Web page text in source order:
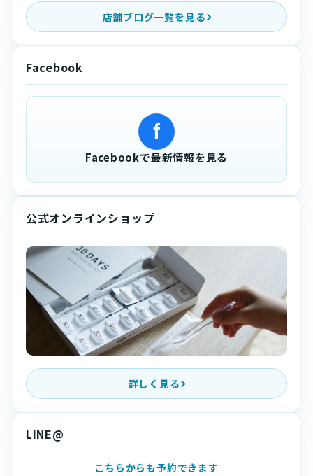
店舗ブログ一覧を見る
Facebook
f
Facebookで最新情報を見る
公式オンラインショップ
詳しく見る
LINE@
こちらからも予約できます